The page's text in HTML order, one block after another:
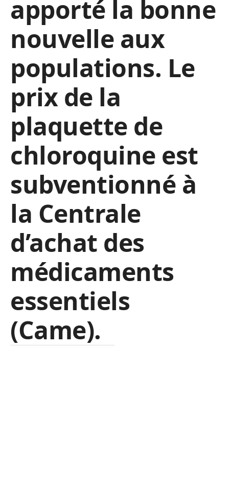
apporté la bonne
nouvelle aux
populations. Le
prix de la
plaquette de
chloroquine est
subventionné à
la Centrale
d’achat des
médicaments
essentiels
(Came).